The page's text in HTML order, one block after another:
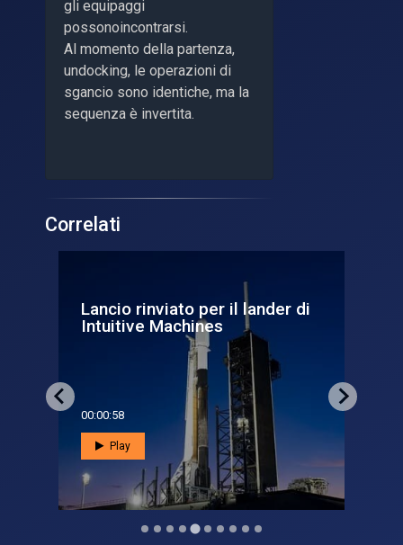
gli equipaggi
possonoincontrarsi.
Al momento della partenza,
undocking, le operazioni di
sgancio sono identiche, ma la
sequenza è invertita.
Correlati
Lancio rinviato per il lander di
Intuitive Machines
00:00:58
Play